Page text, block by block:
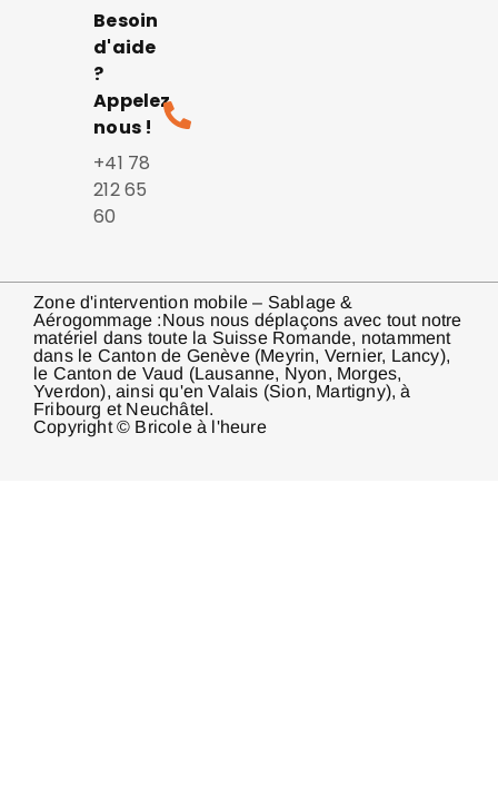
Besoin
d'aide
?
Appelez
nous !
+41 78
212 65
60
Zone d'intervention mobile – Sablage &
Aérogommage :Nous nous déplaçons avec tout notre
matériel dans toute la Suisse Romande, notamment
dans le Canton de Genève (Meyrin, Vernier, Lancy),
le Canton de Vaud (Lausanne, Nyon, Morges,
Yverdon), ainsi qu'en Valais (Sion, Martigny), à
Fribourg et Neuchâtel.
Copyright © Bricole à l'heure